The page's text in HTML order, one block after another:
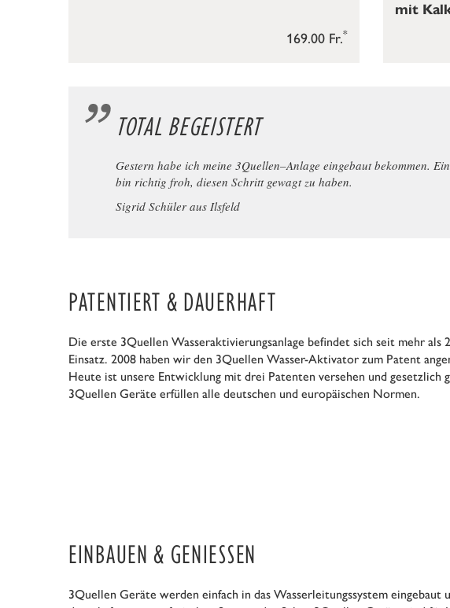
169.00 Fr.*
mit
TOTAL BEGEISTERT
Gestern habe ich meine 3Quellen–Anlage eingebaut bekommen.
bin richtig froh, diesen Schritt gewagt zu haben.
Sigrid Schüler aus Ilsfeld
PATENTIERT & DAUERHAFT
Die erste 3Quellen Wasseraktivierungsanlage befindet sich seit mehr als
Einsatz. 2008 haben wir den 3Quellen Wasser-Aktivator zum Patent
Heute ist unsere Entwicklung mit drei Patenten versehen und gesetzlich
3Quellen Geräte erfüllen alle deutschen und europäischen Normen.
EINBAUEN & GENIESSEN
3Quellen Geräte werden einfach in das Wasserleitungssystem eingebaut